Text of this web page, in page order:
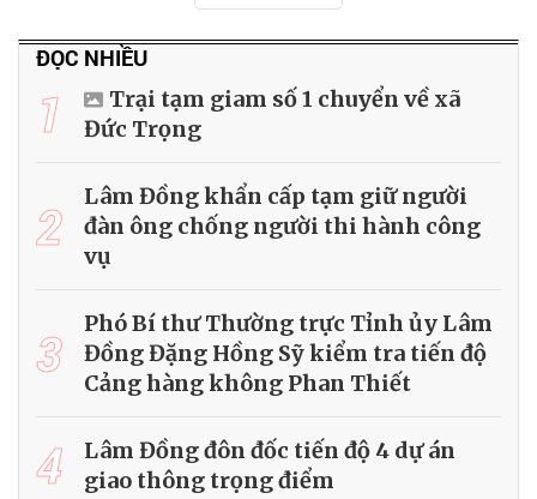
ĐỌC NHIỀU
1
Trại tạm giam số 1 chuyển về xã
Đức Trọng
2
Lâm Đồng khẩn cấp tạm giữ người
đàn ông chống người thi hành công
vụ
3
Phó Bí thư Thường trực Tỉnh ủy Lâm
Đồng Đặng Hồng Sỹ kiểm tra tiến độ
Cảng hàng không Phan Thiết
4
Lâm Đồng đôn đốc tiến độ 4 dự án
giao thông trọng điểm